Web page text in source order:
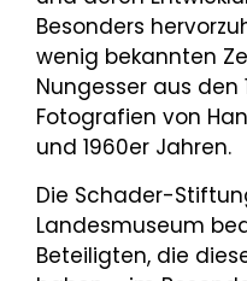
Besonders
wenig bekannten
Nungesser aus den
Fotografien von
und 1960er Jahren.
Die Schader-
Landesmuseum
Beteiligten, die